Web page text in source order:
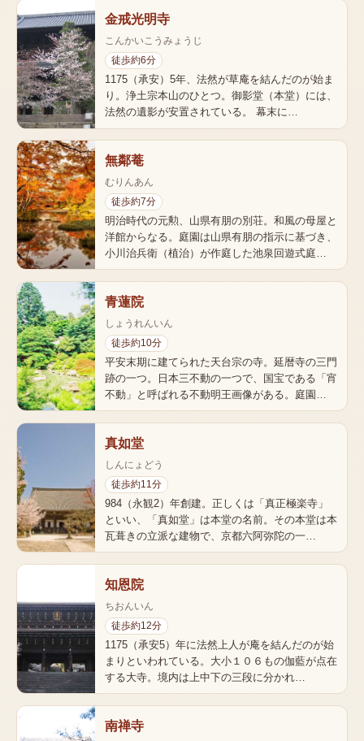
金戒光明寺
こんかいこうみょうじ
徒歩約6分
1175（承安）5年、法然が草庵を結んだのが始ま
り。浄土宗本山のひとつ。御影堂（本堂）には、
法然の遺影が安置されている。 幕末に…
無鄰菴
むりんあん
徒歩約7分
明治時代の元勲、山県有朋の別荘。和風の母屋と
洋館からなる。庭園は山県有朋の指示に基づき、
小川治兵衛（植治）が作庭した池泉回遊式庭…
青蓮院
しょうれんいん
徒歩約10分
平安末期に建てられた天台宗の寺。延暦寺の三門
跡の一つ。日本三不動の一つで、国宝である「宵
不動」と呼ばれる不動明王画像がある。庭園…
真如堂
しんにょどう
徒歩約11分
984（永観2）年創建。正しくは「真正極楽寺」
といい、「真如堂」は本堂の名前。その本堂は本
瓦葺きの立派な建物で、京都六阿弥陀の一…
知恩院
ちおんいん
徒歩約12分
1175（承安5）年に法然上人が庵を結んだのが始
まりといわれている。大小１０６もの伽藍が点在
する大寺。境内は上中下の三段に分かれ…
南禅寺